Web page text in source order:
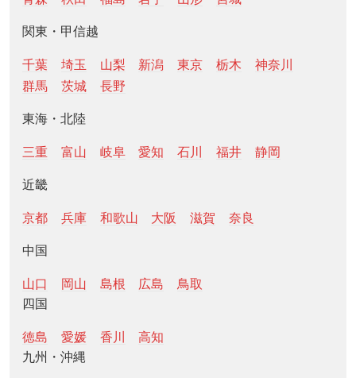
関東・甲信越
千葉 埼玉 山梨 新潟 東京 栃木
神奈川
群馬
茨城 長野
東海・北陸
三重 富山 岐阜 愛知 石川 福井 静岡
近畿
京都 兵庫 和歌山 大阪 滋賀 奈良
中国
山口 岡山 島根 広島
鳥取
四国
徳島 愛媛 香川
高知
九州・沖縄